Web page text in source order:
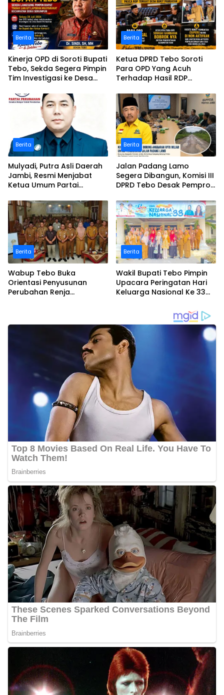
Berita
Kinerja OPD di Soroti Bupati
Tebo, Sekda Segera Pimpin
Tim Investigasi ke Desa
serumpun
Berita
Ketua DPRD Tebo Soroti
Para OPD Yang Acuh
Terhadap Hasil RDP
Pamuatan
Berita
Mulyadi, Putra Asli Daerah
Jambi, Resmi Menjabat
Ketua Umum Partai
Perwakilan ASEAN Partai
Perubahan di Malaysia
Berita
Jalan Padang Lamo
Segera Dibangun, Komisi III
DPRD Tebo Desak Pemprov
Anggaran Rp70 Miliar
Berita
Wabup Tebo Buka
Orientasi Penyusunan
Perubahan Renja
Berita
Wakil Bupati Tebo Pimpin
Upacara Peringatan Hari
Keluarga Nasional Ke 33